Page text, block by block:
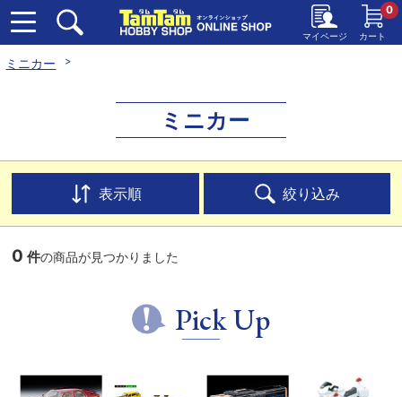
マイページ カート
0
ミニカー
ミニカー
表示順 絞り込み
0 件の商品が見つかりました
Pick Up